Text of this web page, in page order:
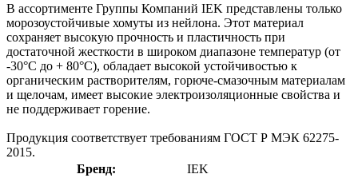
В ассортименте Группы Компаний IEK представлены только
морозоустойчивые хомуты из нейлона. Этот материал
сохраняет высокую прочность и пластичность при
достаточной жесткости в широком диапазоне температур (от
-30°С до + 80°С), обладает высокой устойчивостью к
органическим растворителям, горюче-смазочным материалам
и щелочам, имеет высокие электроизоляционные свойства и
не поддерживает горение.
Продукция соответствует требованиям ГОСТ Р МЭК 62275-
2015.
Бренд:
IEK